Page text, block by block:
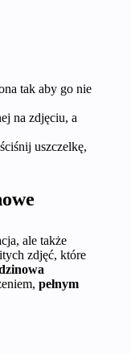
tak aby go nie
na zdjęciu, a
uszczelkę,
ale także
zdjęć, które
pełnym